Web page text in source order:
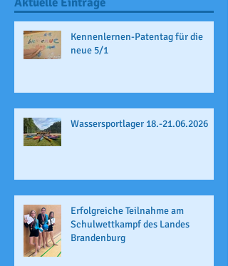
Kennenlernen-Patentag für die
neue 5/1
Wassersportlager 18.-21.06.2026
Erfolgreiche Teilnahme am
Schulwettkampf des Landes
Brandenburg